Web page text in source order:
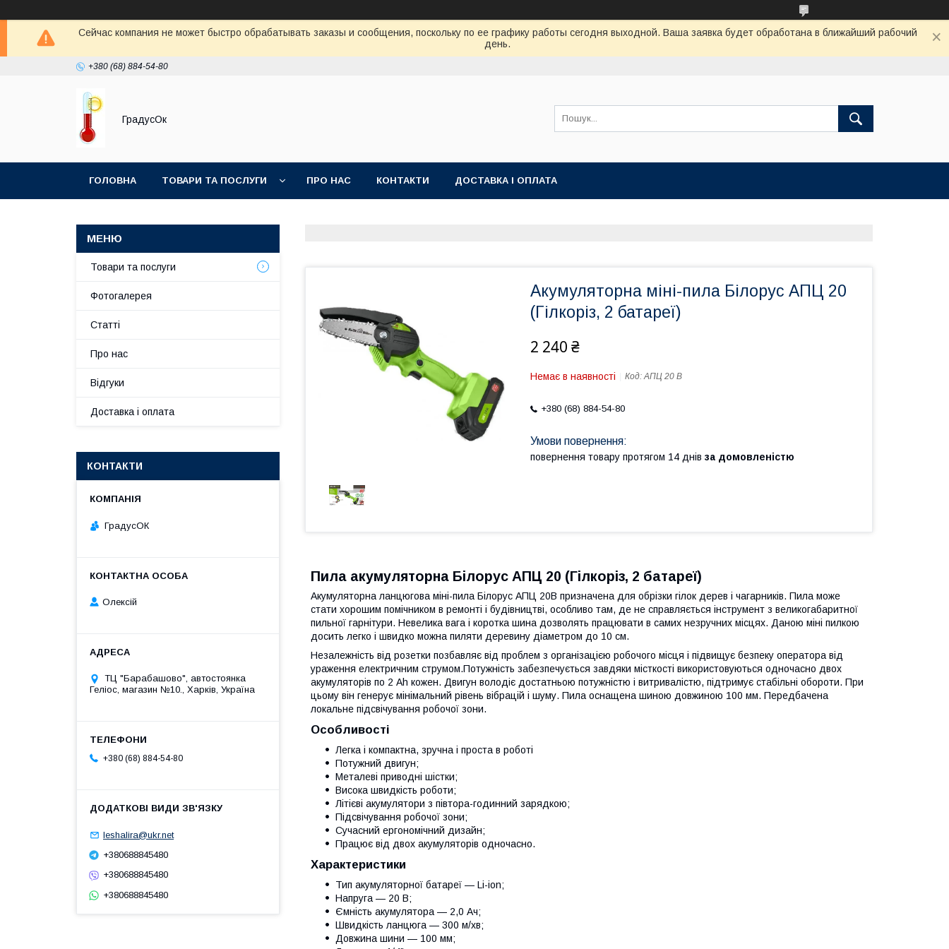
Сейчас компания не может быстро обрабатывать заказы и сообщения, поскольку по ее графику работы сегодня выходной. Ваша заявка будет обработана в ближайший рабочий
день.
+380 (68) 884-54-80
ГрадусОк
ГОЛОВНА ТОВАРИ ТА ПОСЛУГИ ПРО НАС КОНТАКТИ ДОСТАВКА І ОПЛАТА
Акумуляторна міні-пила Білорус АПЦ 20
(Гілкоріз, 2 батареї)
2 240 ₴
Немає в наявності Код:АПЦ 20 В
+380 (68) 884-54-80
повернення товару протягом 14 днів за домовленістю
Пила акумуляторна Білорус АПЦ 20 (Гілкоріз, 2 батареї)
Акумуляторна ланцюгова міні-пила Білорус АПЦ 20В призначена для обрізки гілок дерев і чагарників. Пила може
стати хорошим помічником в ремонті і будівництві, особливо там, де не справляється інструмент з великогабаритної
пильної гарнітури. Невелика вага і коротка шина дозволять працювати в самих незручних місцях. Даною міні пилкою
досить легко і швидко можна пиляти деревину діаметром до 10 см.
Незалежність від розетки позбавляє від проблем з організацією робочого місця і підвищує безпеку оператора від
ураження електричним струмом.Потужність забезпечується завдяки місткості використовуються одночасно двох
акумуляторів по 2 Ah кожен. Двигун володіє достатньою потужністю і витривалістю, підтримує стабільні обороти. При
цьому він генерує мінімальний рівень вібрацій і шуму. Пила оснащена шиною довжиною 100 мм. Передбачена
локальне підсвічування робочої зони.
Особливості
Легка і компактна, зручна і проста в роботі
Потужний двигун;
Металеві приводні шістки;
Висока швидкість роботи;
Літієві акумулятори з півтора-годинний зарядкою;
Підсвічування робочої зони;
Сучасний ергономічний дизайн;
Працює від двох акумуляторів одночасно.
Характеристики
Тип акумуляторної батареї — Li-ion;
Напруга — 20 В;
Ємність акумулятора — 2,0 Ач;
Швидкість ланцюга — 300 м/хв;
Довжина шини — 100 мм;
Товари та послуги
Фотогалерея
Статті
Про нас
Відгуки
Доставка і оплата
КОНТАКТИ
ГрадусОК
Олексій
ТЦ "Барабашово", автостоянка
Геліос, магазин №10., Харків, Україна
+380 (68) 884-54-80
leshalira@ukr.net
+380688845480
+380688845480
+380688845480